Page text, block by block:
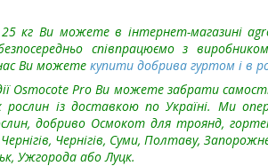
кг Ви можете в інтернет-магазині
співпрацюємо з
Ви можете купити добрива гуртом і в
Osmocote Pro Ви можете забрати
рослин із доставкою по Україні. Ми
добриво Осмокот для троянд,
Чернігів, Суми, Полтаву,
Ужгорода або Луцк.